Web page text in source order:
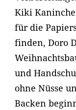
Kiki
für die
finden, Doro
und
ohne Nüsse
Backen